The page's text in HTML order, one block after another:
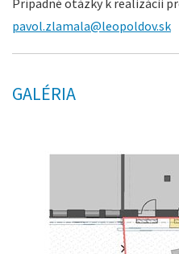
Prípadné otázky k realizácii
pavol.zlamala@leopoldov.sk
GALÉRIA